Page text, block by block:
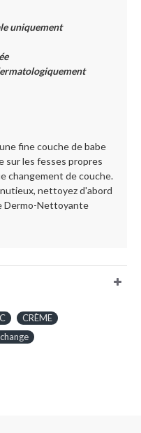
uniquement
fine couche de babe
sur les fesses propres
changement de couche.
nettoyez d'abord
Dermo-Nettoyante
CRÈME